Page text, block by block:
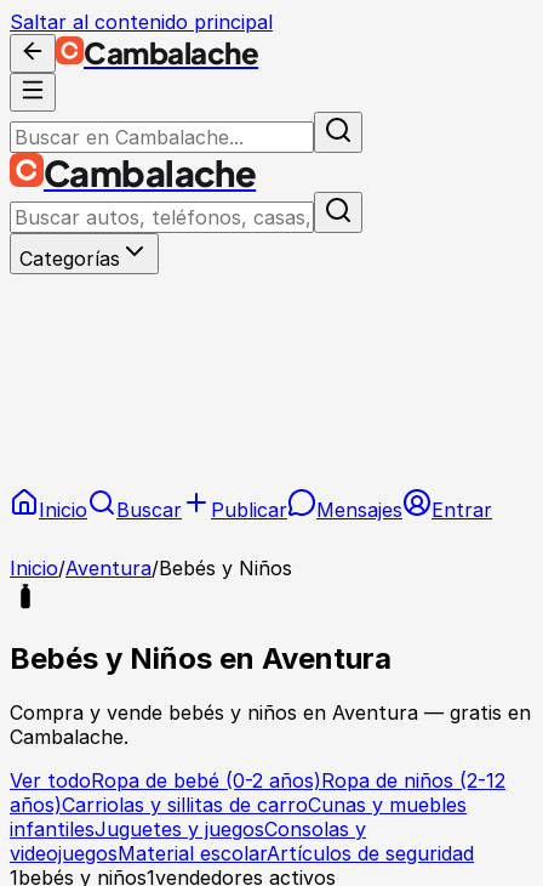
Saltar al contenido principal
Cambalache
Cambalache
Categorías
Inicio Buscar Publicar Mensajes Entrar
Inicio/Aventura/Bebés y Niños
Bebés y Niños en Aventura
Compra y vende bebés y niños en Aventura — gratis en
Cambalache.
Ver todoRopa de bebé (0-2 años)Ropa de niños (2-12
años)Carriolas y sillitas de carroCunas y muebles
infantilesJuguetes y juegosConsolas y
videojuegosMaterial escolarArtículos de seguridad
1bebés y niños1vendedores activos